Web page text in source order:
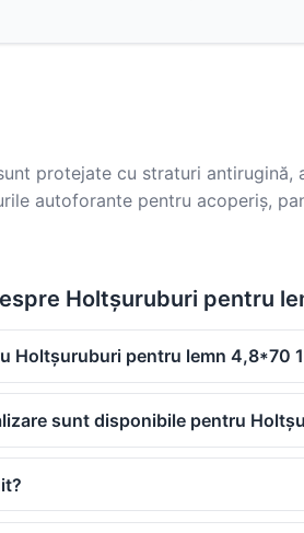
protejate cu straturi
autoforante pentru acoperiș,
Holtșuruburi pentru
Holtșuruburi pentru lemn 4,8*70
sunt disponibile pentru